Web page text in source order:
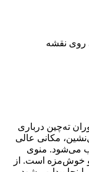
روی نقشه
ته‌چین درباری
مکانی عالی
می‌شود. منوی
و خوش‌مزه است. از